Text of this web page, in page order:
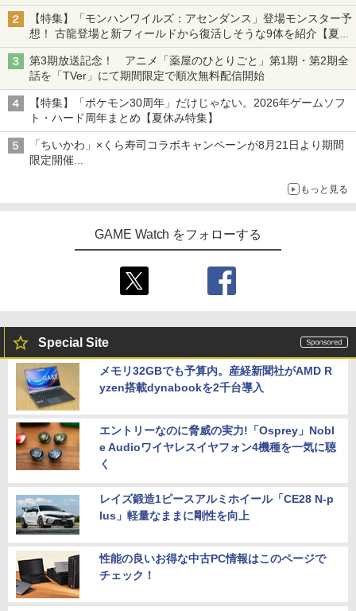
3
ゼノブレイド ディフィニティブ・エディ
ション Nintendo Switch 2 Edition
￥6,650
ファイアーエムブレム 万紫千紅 【Switc
h2】 BEE-P-AACSA
【特典】進撃の巨人3 Switch2版(【早
期購入封入特典】DLC)
￥8,518
￥1,580
4
【全品ポイント10倍！要エントリー】
【期間限定セール】SG-1000/SC-3000シ
リーズ SG-1000/SC-3000シリーズ オー
ルドゲームソフト SC-3000 モナコGP
【中古】
￥2,650
ーシリーズ）[在庫品]
￥3,800
￥7,722
4
【楽天ブックス限定抽選特典】迷宮のし
おり（特装限定版）【Blu-ray】(抽選で
豪華賞品が当たる！) [ SUZUKA ]
￥10,296
【楽天ブックス限定配送BOX】【楽天ブ
ックス限定先着特典+先着特典】劇場版
+イベント抽選権+描き下ろし色紙) [ 吾峠
呼世晴 ]
￥11,000
8月14日にはU-NEXTで限定配信
【特集】「モンハンワイルズ：アセンダンス」登場モンスター予
想！ 古龍登場と新フィールドから復活しそうな9体を紹介【夏休
み特集2026】
第3期放送記念！ アニメ「薬屋のひとりごと」第1期・第2期全
話を「TVer」にて期間限定で順次無料配信開始
【特集】「ポケモン30周年」だけじゃない。2026年ゲームソフ
ト・ハード周年まとめ【夏休み特集】
「ちいかわ」×くら寿司コラボキャンペーンが8月21日より期間
限定開催
もっと見る
GAME Watch をフォローする
Special Site
メモリ32GBでも予算内。産経新聞社がAMD R
yzen搭載dynabookを2千台導入
エントリーなのに脅威の実力!「Osprey」Nobl
e Audioワイヤレスイヤフォン4機種を一気に聴
く
レイズ鍛造1ピースアルミホイール「CE28 N-p
lus」軽量なままに剛性を向上
性能の良いお得な中古PC情報はこのページで
チェック！